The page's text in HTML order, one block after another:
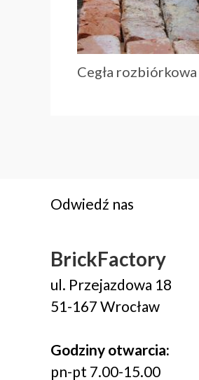
Cegła
Odwiedź nas
BrickFactory
ul. Przejazdowa 18
51-167 Wrocław
Godziny otwarcia:
pn-pt 7.00-15.00